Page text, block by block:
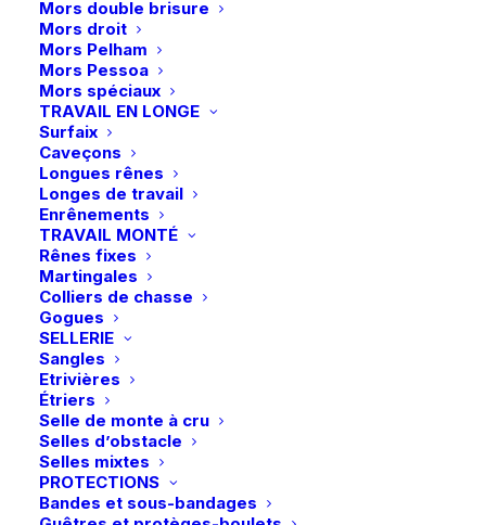
Mors double brisure
Mors droit
Mors Pelham
Mors Pessoa
Mors spéciaux
TRAVAIL EN LONGE
Surfaix
Caveçons
Longues rênes
Longes de travail
Enrênements
TRAVAIL MONTÉ
Rênes fixes
Martingales
Colliers de chasse
Gogues
SELLERIE
Sangles
Etrivières
Étriers
Selle de monte à cru
Selles d’obstacle
Selles mixtes
PROTECTIONS
Bandes et sous-bandages
d'éperons
Hollywood
Glamorous
-
Raspberry
Shimmer
Échange gratuit pendant 14 jours
Retrait gratuit en magasin
Paiement rapide et sécurisé
Description
Détails
Vous aimerez peut-être aussi